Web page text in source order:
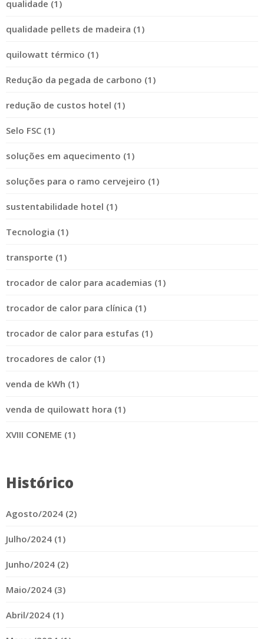
qualidade (1)
qualidade pellets de madeira (1)
quilowatt térmico (1)
Redução da pegada de carbono (1)
redução de custos hotel (1)
Selo FSC (1)
soluções em aquecimento (1)
soluções para o ramo cervejeiro (1)
sustentabilidade hotel (1)
Tecnologia (1)
transporte (1)
trocador de calor para academias (1)
trocador de calor para clínica (1)
trocador de calor para estufas (1)
trocadores de calor (1)
venda de kWh (1)
venda de quilowatt hora (1)
XVIII CONEME (1)
Histórico
Agosto/2024 (2)
Julho/2024 (1)
Junho/2024 (2)
Maio/2024 (3)
Abril/2024 (1)